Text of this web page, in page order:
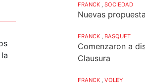
FRANCK SOCIEDAD
Nuevas
FRANCK BASQUET
Comenzaron a
Clausura
FRANCK VOLEY